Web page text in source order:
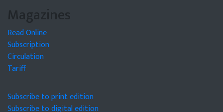
Magazines
Read Online
Subscription
Circulation
Tariff
Subscribe to print edition
Subscribe to digital edition